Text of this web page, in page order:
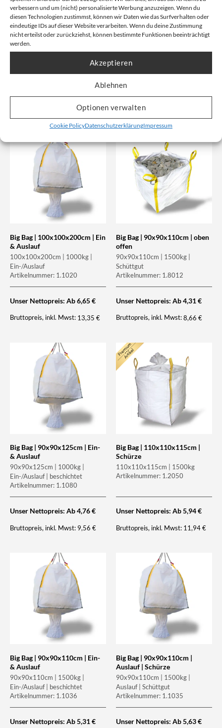
verbessern und um (nicht) personalisierte Werbung anzuzeigen. Wenn du
diesen Technologien zustimmst, können wir Daten wie das Surfverhalten oder
eindeutige IDs auf dieser Website verarbeiten. Wenn du deine Zustimmung
nicht erteilst oder zurückziehst, können bestimmte Funktionen beeinträchtigt
werden.
Akzeptieren
Ablehnen
Optionen verwalten
Cookie PolicyDatenschutzerklärungImpressum
Big Bag | 60x60x60cm | oben
offen
60x60x60cm | 1000kg |
€
4,76€
Big Bag | 90x90x90cm |
Bodenschlaufen
Artikelnummer: 1.8014
Unser Nettopreis: Ab
Bruttopreis, inkl. Mwst:
Big Bag | 100x100x200cm | Ein
& Auslauf
100x100x200cm | 1000kg |
Ein-/Auslauf
Artikelnummer: 1.1020
Unser Nettopreis: Ab6,65€
Bruttopreis, inkl. Mwst: 13,35€
Big Bag | 90x90x110cm | oben
offen
90x90x110cm | 1500kg |
Schüttgut
Artikelnummer: 1.8012
Unser Nettopreis: Ab4,31€
Bruttopreis, inkl. Mwst:8,66€
Big Bag | 90x90x125cm | Ein-
& Auslauf
90x90x125cm | 1000kg |
Ein-/Auslauf | beschichtet
Artikelnummer: 1.1080
Unser Nettopreis: Ab4,76€
Bruttopreis, inkl. Mwst: 9,56€
Big Bag | 110x110x115cm |
Schürze
110x110x115cm | 1500kg
Artikelnummer: 1.2050
Unser Nettopreis: Ab5,94€
Bruttopreis, inkl. Mwst: 11,94€
Big Bag | 90x90x110cm | Ein-
& Auslauf
90x90x110cm | 1500kg |
Ein-/Auslauf | beschichtet
Artikelnummer: 1.1036
Unser Nettopreis: Ab5,31€
Big Bag | 90x90x110cm |
Auslauf | Schürze
90x90x110cm | 1500kg |
Auslauf | Schüttgut
Artikelnummer: 1.1035
Unser Nettopreis: Ab5,63€